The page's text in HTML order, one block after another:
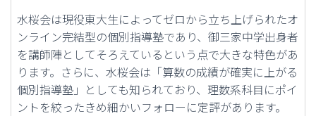
水桜会は現役東大生によってゼロから立ち上げられたオ
ンライン完結型の個別指導塾であり、御三家中学出身者
を講師陣としてそろえているという点で大きな特色があ
ります。さらに、水桜会は「算数の成績が確実に上がる
個別指導塾」としても知られており、理数系科目にポイ
ントを絞ったきめ細かいフォローに定評があります。